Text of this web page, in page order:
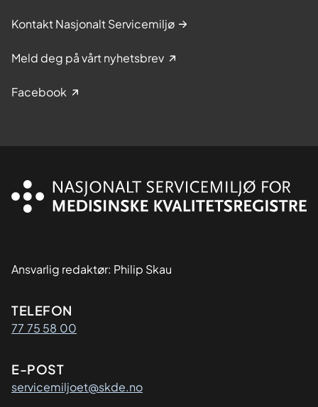
Kontakt Nasjonalt Servicemiljø
Meld deg på vårt nyhetsbrev
Facebook
Ansvarlig redaktør: Philip Skau
Kontaktinformasjon
TELEFON
77 75 58 00
E-POST
servicemiljoet@skde.no